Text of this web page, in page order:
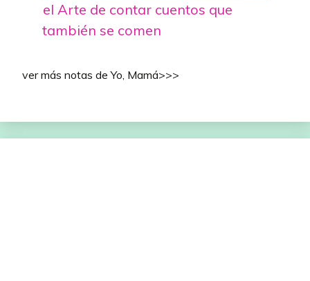
el Arte de contar cuentos que
también se comen
ver más notas de Yo, Mamá>>>